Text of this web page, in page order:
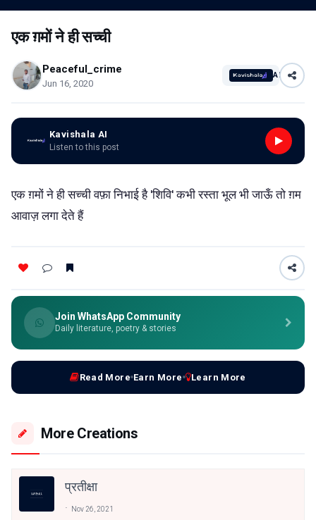
एक ग़मों ने ही सच्ची
Peaceful_crime
Jun 16, 2020
AI
Kavishala AI
Listen to this post
एक ग़मों ने ही सच्ची वफ़ा निभाई है 'शिवि' कभी रस्ता भूल भी जाऊँ तो ग़म
आवाज़ लगा देते हैं
Join WhatsApp Community
Daily literature, poetry & stories
Read More Earn More Learn More
More Creations
प्रतीक्षा
Nov 26, 2021